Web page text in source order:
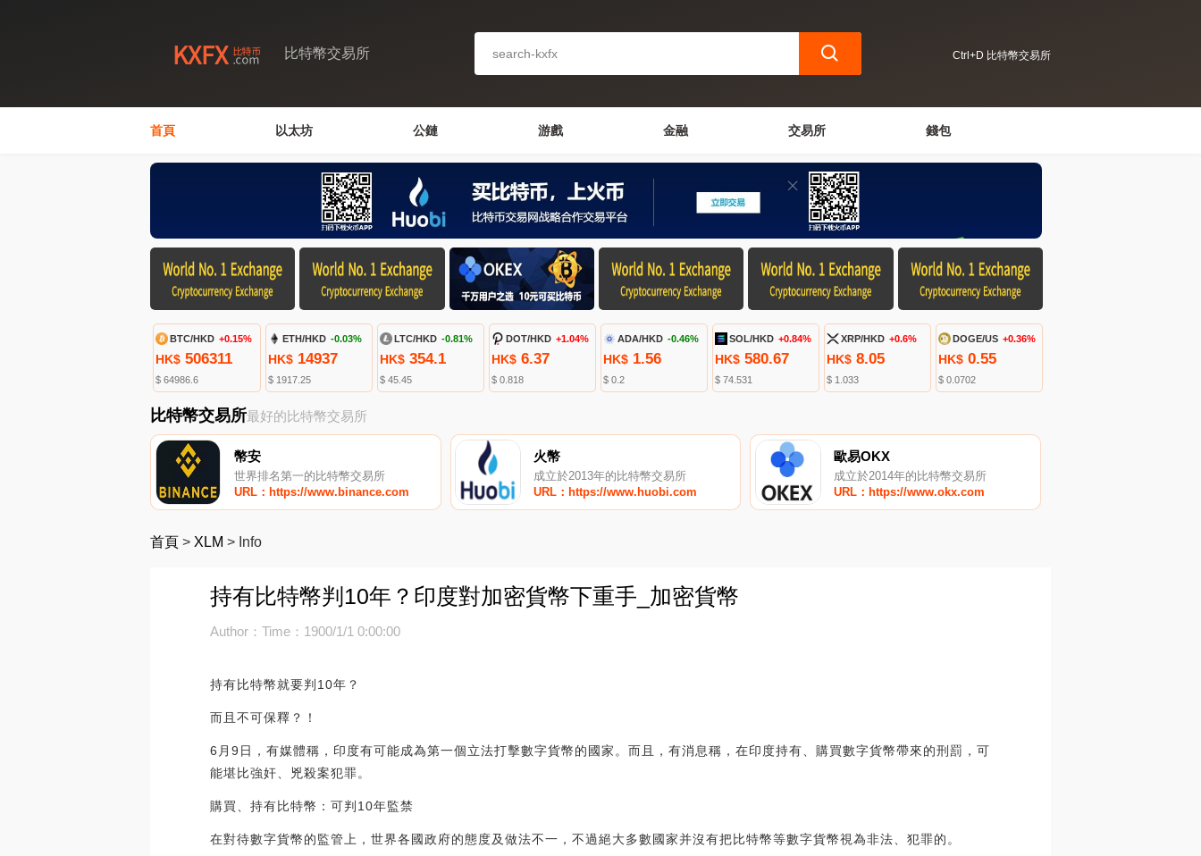
比特幣交易所 Ctrl+D 比特幣交易所
首頁 以太坊 公鏈 游戲 金融 交易所 錢包
BTC/HKD +0.15%
HK$ 506311
$ 64986.6
ETH/HKD -0.03%
HK$14937
$ 1917.25
LTC/HKD -0.81%
HK$354.1
$ 45.45
DOT/HKD +1.04%
HK$6.37
$ 0.818
ADA/HKD -0.46%
HK$1.56
$ 0.2
SOL/HKD +0.84%
HK$ 580.67
$ 74.531
XRP/HKD +0.6%
HK$ 8.05
$ 1.033
DOGE/US +0.36%
HK$ 0.55
$ 0.0702
比特幣交易所最好的比特幣交易所
幣安
世界排名第一的比特幣交易所
URL：https://www.binance.com
火幣
成立於2013年的比特幣交易所
URL：https://www.huobi.com
歐易OKX
成立於2014年的比特幣交易所
URL：https://www.okx.com
首頁 > XLM > Info
持有比特幣判10年？印度對加密貨幣下重手_加密貨幣
Author：Time：1900/1/1 0:00:00
持有比特幣就要判10年？
而且不可保釋？！
6月9日，有媒體稱，印度有可能成為第一個立法打擊數字貨幣的國家。而且，有消息稱，在印度持有、購買數字貨幣帶來的刑罰，可
能堪比強奸、兇殺案犯罪。
購買、持有比特幣：可判10年監禁
在對待數字貨幣的監管上，世界各國政府的態度及做法不一，不過絕大多數國家并沒有把比特幣等數字貨幣視為非法、犯罪的。